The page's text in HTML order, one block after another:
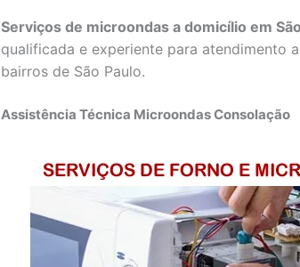
Serviços de microondas a domicílio em
qualificada e experiente para atendimento
bairros de São Paulo.
Assistência Técnica Microondas Consolação